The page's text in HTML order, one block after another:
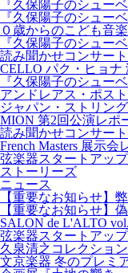
『久保陽子のシュー
『久保陽子のシュー
０歳からのこども音
『久保陽子のシュー
読み聞かせコンサー
CELLO パク・ヒョナ
『久保陽子のシュー
アンドレアス・ポス
ジャパン・ストリン
MION 第2回公演レポ
読み聞かせコンサー
French Masters 展示会
弦楽器スタートアッ
ストーリーズ
ニュース
【重要なお知らせ】
【重要なお知らせ】
SALON de L'ALTO
弦楽器スタートアッ
久泉清之コレクショ
文京楽器 冬のプレミ